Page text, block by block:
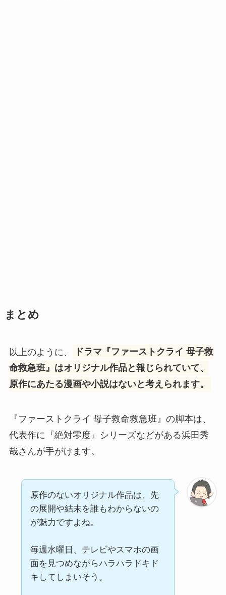
まとめ
以上のように、
ドラマ『ファーストクライ 母子救
命救急班』はオリジナル作品と報じられていて、
原作にあたる漫画や小説はないと考えられます。
『ファーストクライ 母子救命救急班』の脚本は、
代表作に『絶対零度』シリーズなどがある浜田秀
哉さんが手がけます。
原作のないオリジナル作品は、先
の展開や結末を誰もわからないの
が魅力ですよね。
毎週水曜日、テレビやスマホの画
面を見つめながらハラハラドキド
キしてしまいそう。